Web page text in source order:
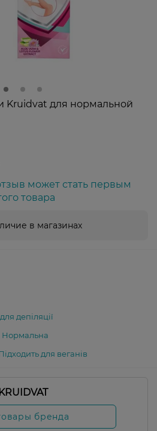
Kruidvat для нормальной
может стать первым
товара
в магазинах
депіляції
Нормальна
для веганів
KRUIDVAT
бренда